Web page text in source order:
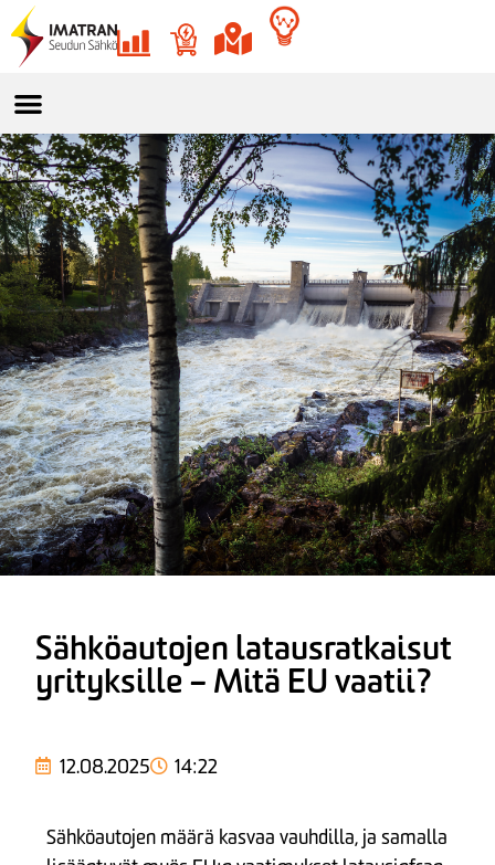
Sähköautojen latausratkaisut
yrityksille – Mitä EU vaatii?
12.08.2025 14:22
Sähköautojen määrä kasvaa vauhdilla, ja samalla